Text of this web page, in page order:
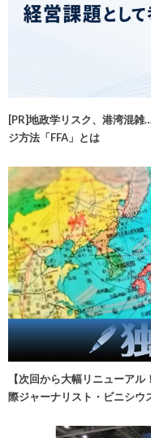
[PR]地政学リスク、港湾混雑
ジ方法「FFA」とは
【次回から大幅リニューア
際ジャーナリスト・ビニシウ